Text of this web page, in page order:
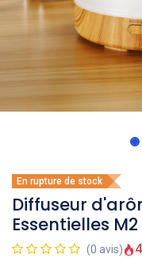
En rupture de stock
Diffuseur
Essentielles M2
(0 avis)